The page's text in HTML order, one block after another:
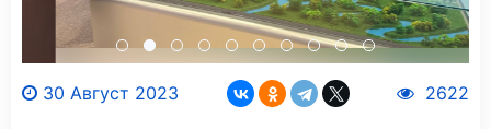
30 Август 2023 2622